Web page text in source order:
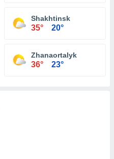
Shakhtinsk
35° 20°
Zhanaortalyk
36° 23°